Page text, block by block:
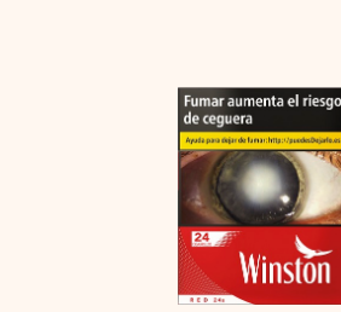
Winston
Red
24s
cantidad